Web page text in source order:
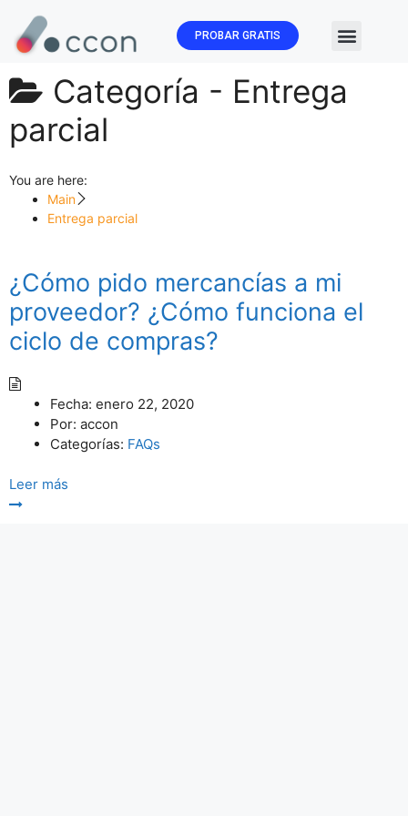
PROBAR GRATIS
Categoría - Entrega
parcial
You are here:
Main
Entrega parcial
¿Cómo pido mercancías a mi
proveedor? ¿Cómo funciona el
ciclo de compras?
Fecha: enero 22, 2020
Por: accon
Categorías: FAQs
Leer más